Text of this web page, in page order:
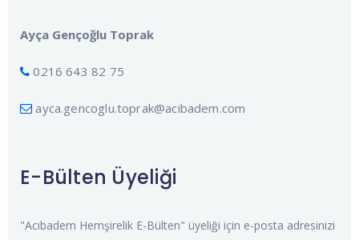
Ayça Gençoğlu Toprak
0216 643 82 75
ayca.gencoglu.toprak@acibadem.com
E-Bülten Üyeliği
"Acıbadem Hemşirelik E-Bülten" üyeliği için e-posta adresinizi